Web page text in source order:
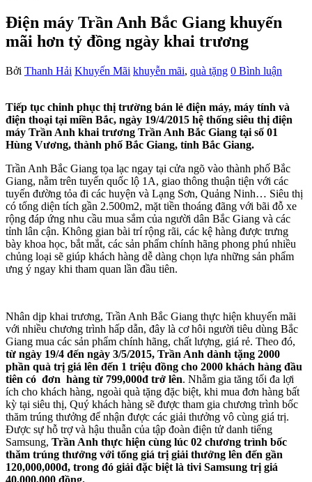
Điện máy Trần Anh Bắc Giang khuyến
mãi hơn tỷ đồng ngày khai trương
Bởi Thanh Hải Khuyến Mãi khuyễn mãi, quà tặng 0 Bình luận
Tiếp tục chinh phục thị trường bán lẻ điện máy, máy tính và
điện thoại tại miền Bắc, ngày 19/4/2015 hệ thống siêu thị điện
máy Trần Anh khai trương Trần Anh Bắc Giang tại số 01
Hùng Vương, thành phố Bắc Giang, tỉnh Bắc Giang.
Trần Anh Bắc Giang tọa lạc ngay tại cửa ngõ vào thành phố Bắc
Giang, nằm trên tuyến quốc lộ 1A, giao thông thuận tiện với các
tuyến đường tỏa đi các huyện và Lạng Sơn, Quảng Ninh… Siêu thị
có tổng diện tích gần 2.500m2, mặt tiền thoáng đãng với bãi đỗ xe
rộng đáp ứng nhu cầu mua sắm của người dân Bắc Giang và các
tỉnh lân cận. Không gian bài trí rộng rãi, các kệ hàng được trưng
bày khoa học, bắt mắt, các sản phẩm chính hãng phong phú nhiều
chủng loại sẽ giúp khách hàng dễ dàng chọn lựa những sản phẩm
ưng ý ngay khi tham quan lần đầu tiên.
Nhân dịp khai trương, Trần Anh Bắc Giang thực hiện khuyến mãi
với nhiều chương trình hấp dẫn, đây là cơ hôi người tiêu dùng Bắc
Giang mua các sản phẩm chính hãng, chất lượng, giá rẻ. Theo đó,
từ ngày 19/4 đến ngày 3/5/2015, Trần Anh dành tặng 2000
phần quà trị giá lên đến 1 triệu đồng cho 2000 khách hàng đầu
tiên có đơn hàng từ 799,000đ trở lên. Nhằm gia tăng tối đa lợi
ích cho khách hàng, ngoài quà tặng đặc biệt, khi mua đơn hàng bất
kỳ tại siêu thị, Quý khách hàng sẽ được tham gia chương trình bốc
thăm trúng thưởng để nhận được các giải thưởng vô cùng giá trị.
Được sự hỗ trợ và hậu thuẫn của tập đoàn điện tử danh tiếng
Samsung, Trần Anh thực hiện cùng lúc 02 chương trình bốc
thăm trúng thưởng với tổng giá trị giải thưởng lên đến gần
120,000,000đ, trong đó giải đặc biệt là tivi Samsung trị giá